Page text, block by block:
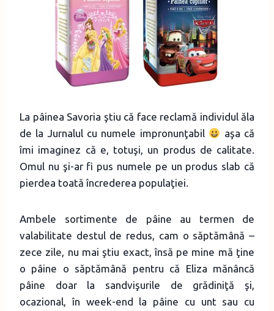
La pâinea Savoria ştiu că face reclamă individul ăla
de la Jurnalul cu numele impronunţabil
aşa că
îmi imaginez că e, totuşi, un produs de calitate.
Omul nu şi-ar fi pus numele pe un produs slab că
pierdea toată încrederea populaţiei.
Ambele sortimente de pâine au termen de
valabilitate destul de redus, cam o săptămână –
zece zile, nu mai ştiu exact, însă pe mine mă ţine
o pâine o săptămână pentru că Eliza mănâncă
pâine doar la sandvişurile de grădiniţă şi,
ocazional, în week-end la pâine cu unt sau cu